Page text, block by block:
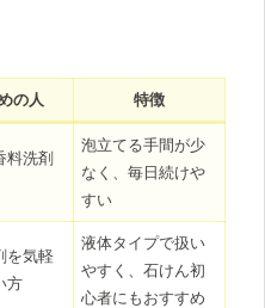
の人 特徴
料洗剤
泡立てる手間が少
なく、毎日続けや
すい
を気軽
方
液体タイプで扱い
やすく、石けん初
心者にもおすすめ